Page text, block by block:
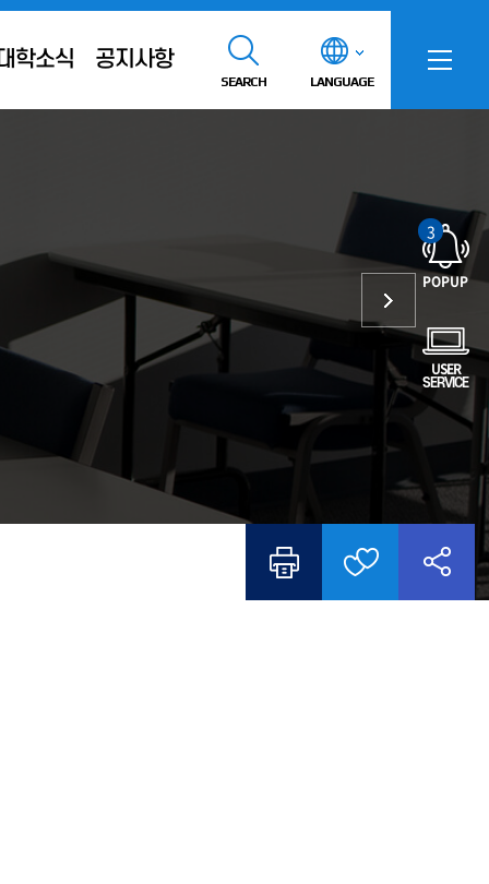
대학소식 공지사항
SEARCH LANGUAGE
POPUP
3
USER
SERVICE